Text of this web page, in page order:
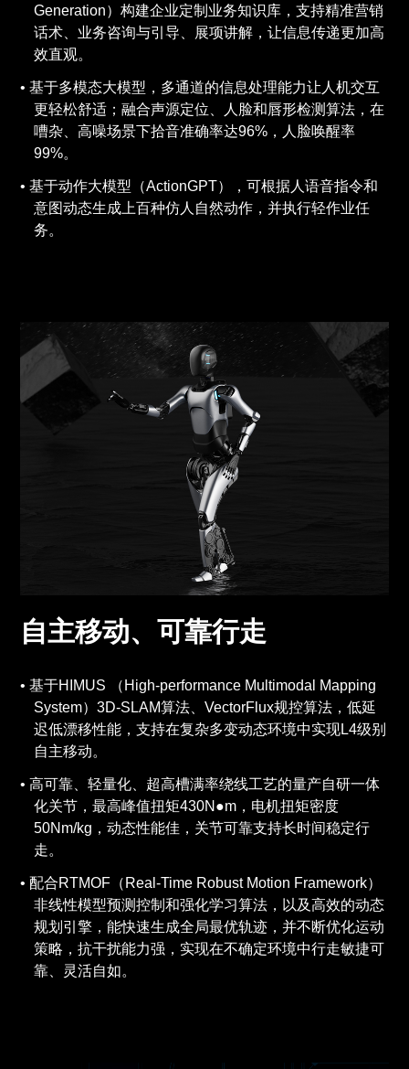
Generation）构建企业定制业务知识库，支持精准营销
话术、业务咨询与引导、展项讲解，让信息传递更加高
效直观。
基于多模态大模型，多通道的信息处理能力让人机交互
更轻松舒适；融合声源定位、人脸和唇形检测算法，在
嘈杂、高噪场景下拾音准确率达96%，人脸唤醒率
99%。
基于动作大模型（ActionGPT），可根据人语音指令和
意图动态生成上百种仿人自然动作，并执行轻作业任
务。
自主移动、可靠行走
基于HIMUS （High-performance Multimodal Mapping
System）3D-SLAM算法、VectorFlux规控算法，低延
迟低漂移性能，支持在复杂多变动态环境中实现L4级别
自主移动。
高可靠、轻量化、超高槽满率绕线工艺的量产自研一体
化关节，最高峰值扭矩430N●m，电机扭矩密度
50Nm/kg，动态性能佳，关节可靠支持长时间稳定行
走。
配合RTMOF（Real-Time Robust Motion Framework）
非线性模型预测控制和强化学习算法，以及高效的动态
规划引擎，能快速生成全局最优轨迹，并不断优化运动
策略，抗干扰能力强，实现在不确定环境中行走敏捷可
靠、灵活自如。